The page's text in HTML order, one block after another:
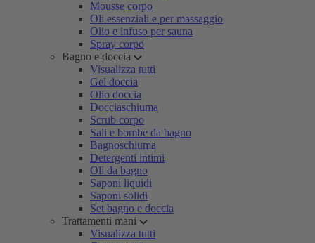
Mousse corpo
Oli essenziali e per massaggio
Olio e infuso per sauna
Spray corpo
Bagno e doccia
Visualizza tutti
Gel doccia
Olio doccia
Docciaschiuma
Scrub corpo
Sali e bombe da bagno
Bagnoschiuma
Detergenti intimi
Oli da bagno
Saponi liquidi
Saponi solidi
Set bagno e doccia
Trattamenti mani
Visualizza tutti